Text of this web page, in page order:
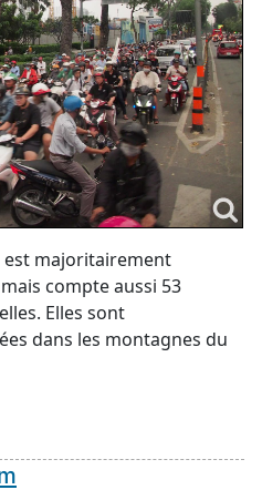
est majoritairement
compte aussi 53
Elles sont
dans les montagnes du